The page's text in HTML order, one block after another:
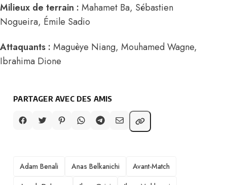
Milieux de terrain : Mahamet Ba, Sébastien
Nogueira, Émile Sadio
Attaquants : Maguèye Niang, Mouhamed Wagne,
Ibrahima Dione
PARTAGER AVEC DES AMIS
TAGS
Adam Benali Anas Belkanichi
Avant-Match